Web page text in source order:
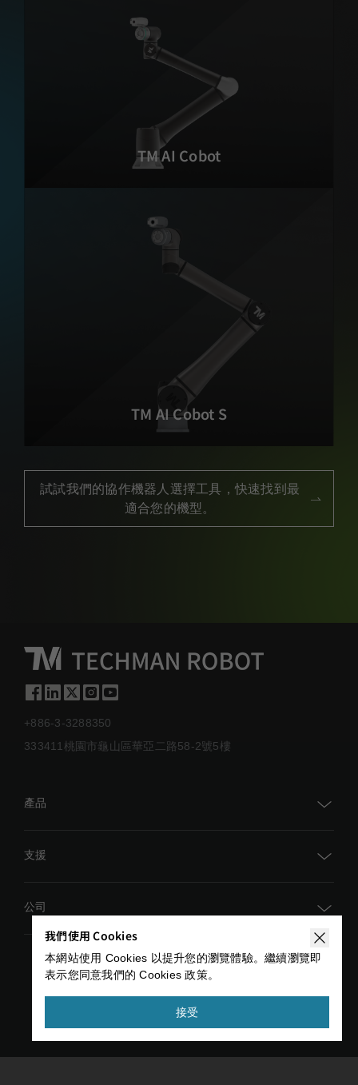
TM AI Cobot
TM AI Cobot S
試試我們的協作機器人選擇工具，快速找到最
適合您的機型。
+886-3-3288350
333411桃園市龜山區華亞二路58-2號5樓
產品
TM AI Cobot
TMflow
AI 視覺
配件
支援
TM Academy
下載中心
技術文件
聯絡我們
開發者專區
公司
全球活動
隱私權政策 服務條款
Copyright © 2026 TECHMAN ROBOT INC. All rights
reserved
我們使用 Cookies
本網站使用 Cookies 以提升您的瀏覽體驗。繼續瀏覽即
表示您同意我們的 Cookies 政策。
接受